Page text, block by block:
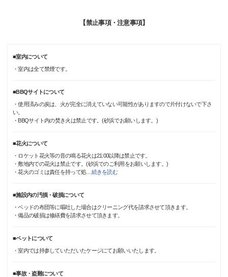
【禁止事項・注意事項】
■室内について
・室内は全て禁煙です。
■BBQサイトについて
・使用済みの炭は、火が完全に消えていない可能性がありますので片付けないで下さ
い。
・BBQサイト内の焚き火は禁止です。(砂浜でお願いします。)
■花火について
・ロケット花火等の音の鳴る花火は21:00以降は禁止です。
・敷地内での花火は禁止です。(砂浜でのご利用をお願いします。)
・花火のゴミは責任を持って処… 続きを読む
■施設内の汚損・破損について
・ベッドの布団等に嘔吐した場合はクリーニング代を請求させて頂きます。
・備品の破損は修繕費を請求させて頂きます。
■ペットについて
・室内では持参していただいたケージにてお願いいたします。
■事故・盗難について